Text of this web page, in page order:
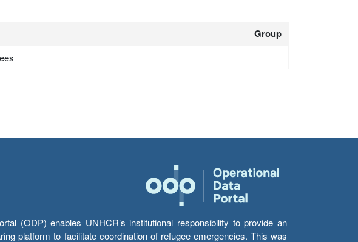
Group
(ODP) enables UNHCR’s institutional responsibility to provide an
platform to facilitate coordination of refugee emergencies. This was